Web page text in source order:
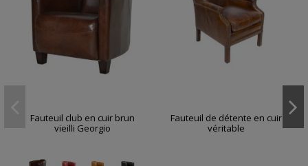
Fauteuil club en cuir brun
vieilli Georgio
Fauteuil de détente en cuir
véritable